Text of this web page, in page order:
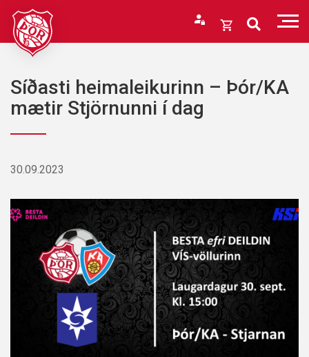
Fara
efni
Opna
Karfan þín
Loka
Karfan er tóm.
Síðasti heimaleikurinn – Þór/KA
mætir Stjörnunni í dag
30.09.2023